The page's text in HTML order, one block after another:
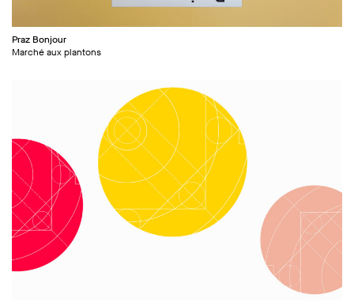
Praz Bonjour
Marché aux plantons